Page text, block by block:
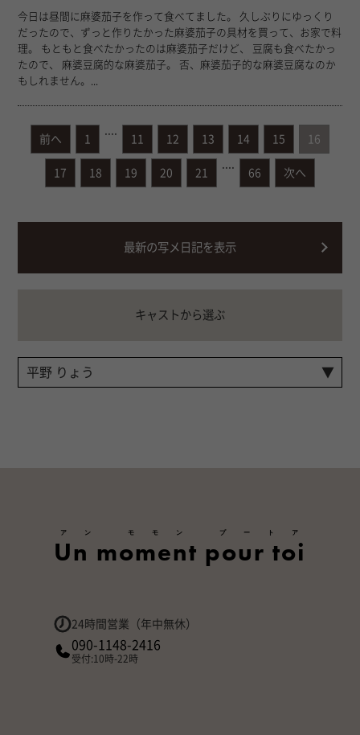
今日は昼間に麻婆茄子を作って食べてました。 久しぶりにゆっくり
だったので、ずっと作りたかった麻婆茄子の具材を買って、お家で料
理。 もともと食べたかったのは麻婆茄子だけど、 豆腐も食べたかっ
たので、 麻婆豆腐的な麻婆茄子。 否、麻婆茄子的な麻婆豆腐なのか
もしれません。...
前へ 1 11 12 13 14 15 16
17 18 19 20 21 66 次へ
最新の写メ日記を表示
キャストから選ぶ
Un moment pour toi
アン モモン プートア
24時間営業（年中無休）
090-1148-2416
受付:10時-22時